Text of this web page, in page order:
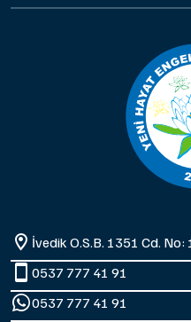
İvedik O.S.B. 1351 Cd.
0537 777 41 91
0537 777 41 91